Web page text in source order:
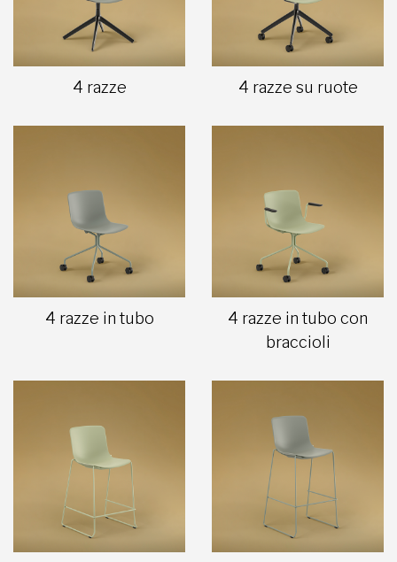
4 razze 4 razze su ruote
4 razze in tubo
4 razze in tubo con
braccioli